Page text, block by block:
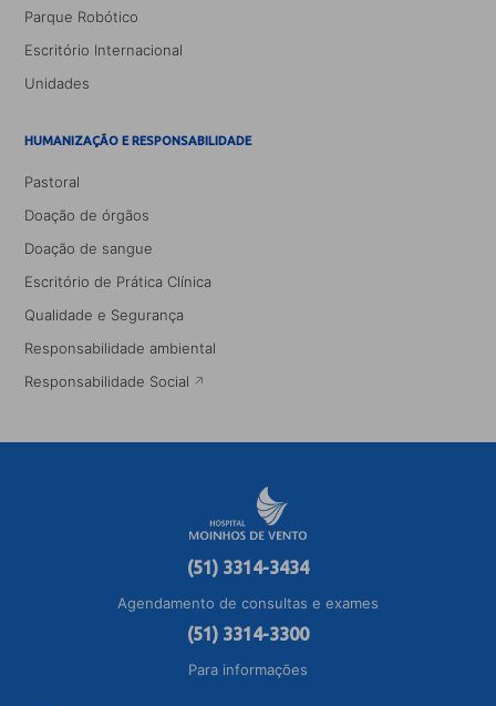
Parque Robótico
Escritório Internacional
Unidades
HUMANIZAÇÃO E RESPONSABILIDADE
Pastoral
Doação de órgãos
Doação de sangue
Escritório de Prática Clínica
Qualidade e Segurança
Responsabilidade ambiental
Responsabilidade Social
(51) 3314-3434
Agendamento de consultas e exames
(51) 3314-3300
Para informações